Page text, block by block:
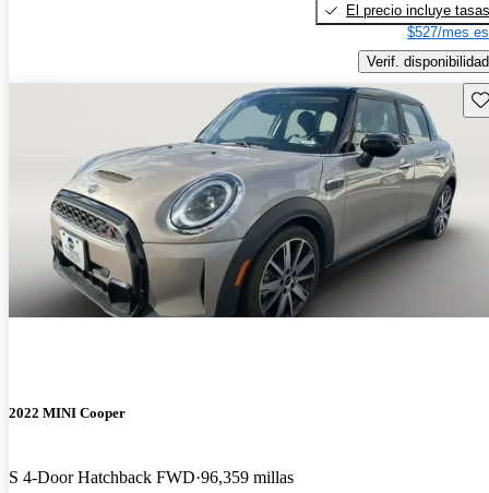
El precio incluye tasas
$527/mes
Verif. disponibilidad
2022 MINI Cooper
S 4-Door Hatchback FWD 96,359 millas